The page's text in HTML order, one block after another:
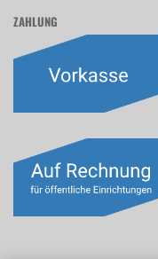
ZAHLUNG